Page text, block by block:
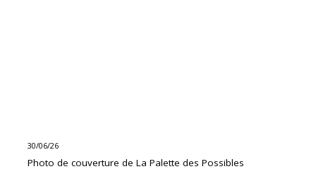
30/06/26
Photo de couverture de La Palette des Possibles